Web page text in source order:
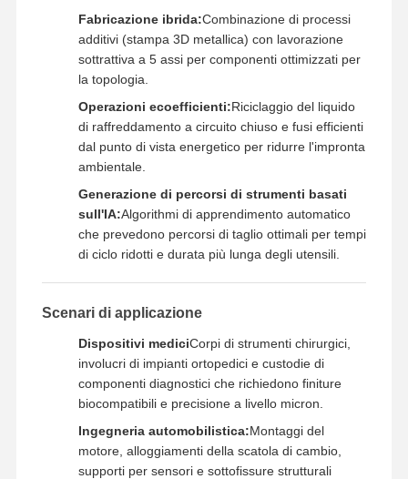
Fabricazione ibrida:Combinazione di processi
additivi (stampa 3D metallica) con lavorazione
sottrattiva a 5 assi per componenti ottimizzati per
la topologia.
Operazioni ecoefficienti:Riciclaggio del liquido
di raffreddamento a circuito chiuso e fusi efficienti
dal punto di vista energetico per ridurre l'impronta
ambientale.
Generazione di percorsi di strumenti basati
sull'IA:Algorithmi di apprendimento automatico
che prevedono percorsi di taglio ottimali per tempi
di ciclo ridotti e durata più lunga degli utensili.
Scenari di applicazione
Dispositivi mediciCorpi di strumenti chirurgici,
involucri di impianti ortopedici e custodie di
componenti diagnostici che richiedono finiture
biocompatibili e precisione a livello micron.
Ingegneria automobilistica:Montaggi del
motore, alloggiamenti della scatola di cambio,
supporti per sensori e sottofissure strutturali